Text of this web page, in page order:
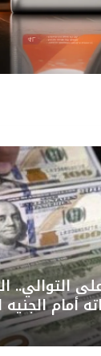
التوالي..
أمام